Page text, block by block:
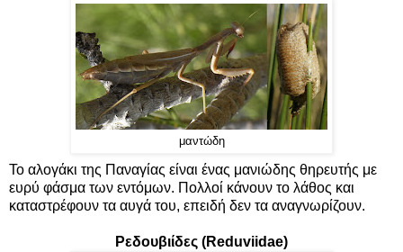
μαντώδη
Το αλογάκι της Παναγίας είναι ένας μανιώδης θηρευτής με
ευρύ φάσμα των εντόμων. Πολλοί κάνουν το λάθος και
καταστρέφουν τα αυγά του, επειδή δεν τα αναγνωρίζουν.
Ρεδουβιίδες (Reduviidae)